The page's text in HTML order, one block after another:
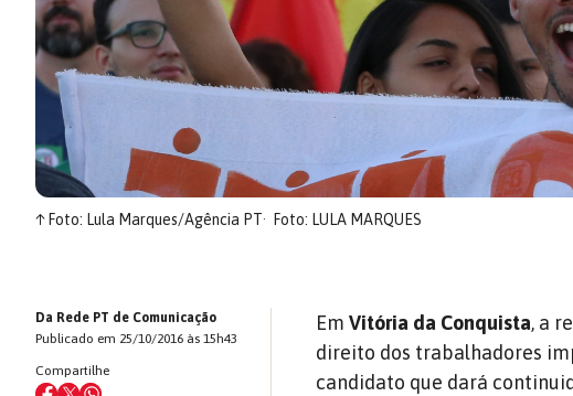
↑Foto: Lula Marques/Agência PT Foto: LULA MARQUES
Da Rede PT de Comunicação
Publicado em 25/10/2016 às 15h43
Compartilhe
EmVitória da Conquista, a
direito dos trabalhadores
candidato que dará